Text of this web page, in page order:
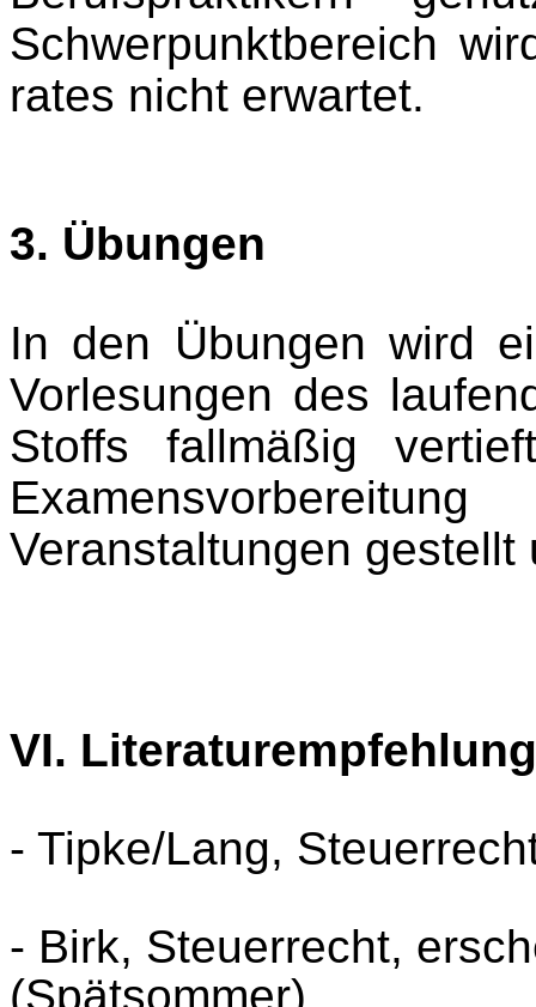
Schwerpunktbereich
rates nicht erwartet.
3. Übungen
In den Übungen wird
Vorlesungen des
Stoffs fallmäßig
Veranstaltungen gestellt
VI.
- Tipke/Lang,
- Birk, Steuerrecht,
(Spätsommer)